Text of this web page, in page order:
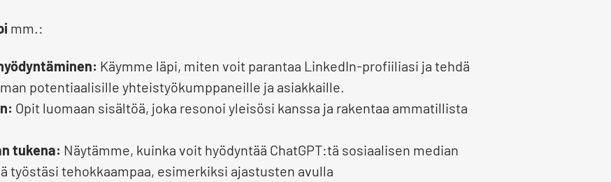
mm.:
Käymme läpi, miten voit parantaa LinkedIn-profiiliasi ja tehdä
potentiaalisille yhteistyökumppaneille ja asiakkaille.
Opit luomaan sisältöä, joka resonoi yleisösi kanssa ja rakentaa ammatillista
tukena: Näytämme, kuinka voit hyödyntää ChatGPT:tä sosiaalisen median
työstäsi tehokkaampaa, esimerkiksi ajastusten avulla